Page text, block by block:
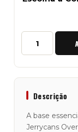
Quantidade
Suporte
"Overland
Fuel"
Preto/
Descrição
A base
Jerrycans